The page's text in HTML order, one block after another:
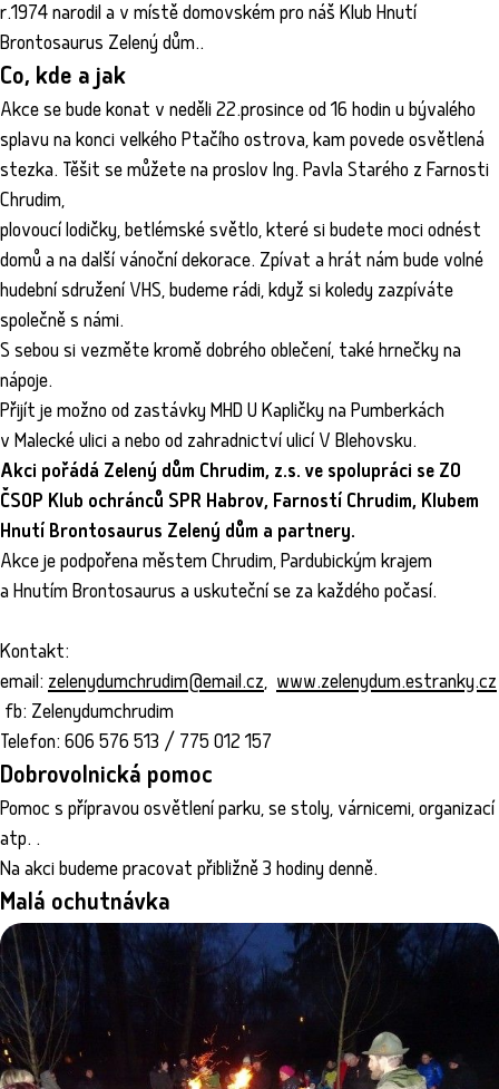
r.1974 narodil a v místě domovském pro náš Klub Hnutí
Brontosaurus Zelený dům..
Co, kde a jak
Akce se bude konat v neděli 22.prosince od 16 hodin u bývalého
splavu na konci velkého Ptačího ostrova, kam povede osvětlená
stezka. Těšit se můžete na proslov Ing. Pavla Starého z Farnosti
Chrudim,
plovoucí lodičky, betlémské světlo, které si budete moci odnést
domů a na další vánoční dekorace. Zpívat a hrát nám bude volné
hudební sdružení VHS, budeme rádi, když si koledy zazpíváte
společně s námi.
S sebou si vezměte kromě dobrého oblečení, také hrnečky na
nápoje.
Přijít je možno od zastávky MHD U Kapličky na Pumberkách
v Malecké ulici a nebo od zahradnictví ulicí V Blehovsku.
Akci pořádá Zelený dům Chrudim, z.s. ve spolupráci se ZO
ČSOP Klub ochránců SPR Habrov, Farností Chrudim, Klubem
Hnutí Brontosaurus Zelený dům a partnery.
Akce je podpořena městem Chrudim, Pardubickým krajem
a Hnutím Brontosaurus a uskuteční se za každého počasí.
Kontakt:
email: zelenydumchrudim@email.cz, www.zelenydum.estranky.cz
fb: Zelenydumchrudim
Telefon: 606 576 513 / 775 012 157
Dobrovolnická pomoc
Pomoc s přípravou osvětlení parku, se stoly, várnicemi, organizací
atp. .
Na akci budeme pracovat přibližně 3 hodiny denně.
Malá ochutnávka